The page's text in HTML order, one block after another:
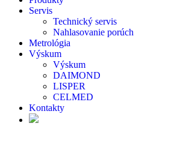
Servis
Technický servis
Nahlasovanie porúch
Metrológia
Výskum
Výskum
DAIMOND
LISPER
CELMED
Kontakty